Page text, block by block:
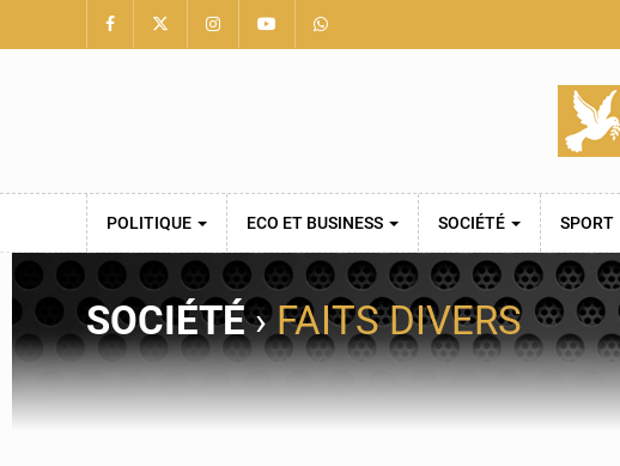
POLITIQUE ECO ET BUSINESS SOCIÉTÉ SPORT
SOCIÉTÉ›FAITS DIVERS